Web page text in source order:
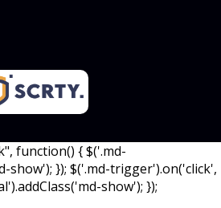
function() { $('.md-
show'); }); $('.md-trigger').on('click',
show'); });